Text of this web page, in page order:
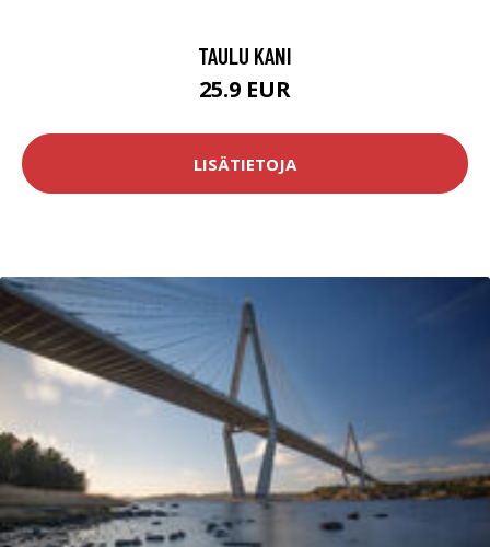
TAULU KANI
25.9 EUR
LISÄTIETOJA